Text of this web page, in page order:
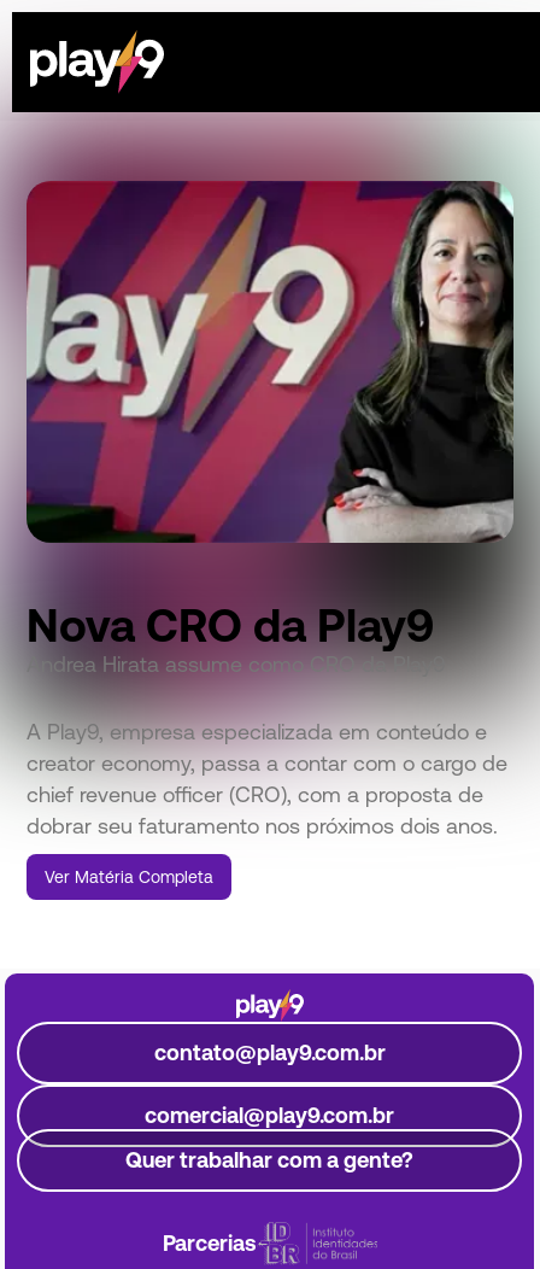
Nova CRO da Play9
Andrea Hirata assume como CRO da Play9
A Play9, empresa especializada em conteúdo e
creator economy, passa a contar com o cargo de
chief revenue officer (CRO), com a proposta de
dobrar seu faturamento nos próximos dois anos.
Ver Matéria Completa
contato@play9.com.br
comercial@play9.com.br
Quer trabalhar com a gente?
Parcerias